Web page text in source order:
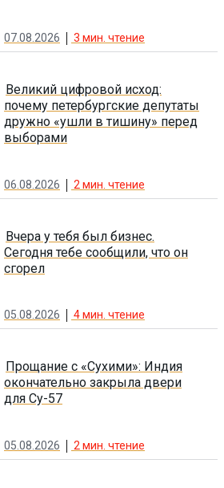
07.08.2026 3 мин. чтение
Великий цифровой исход:
почему петербургские депутаты
дружно «ушли в тишину» перед
выборами
06.08.2026 2 мин. чтение
Вчера у тебя был бизнес.
Сегодня тебе сообщили, что он
сгорел
05.08.2026 4мин. чтение
Прощание с «Сухими»: Индия
окончательно закрыла двери
для Су-57
05.08.2026 2 мин. чтение